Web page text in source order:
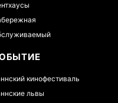
кинофестиваль
львы